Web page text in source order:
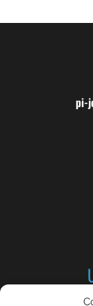
pi-